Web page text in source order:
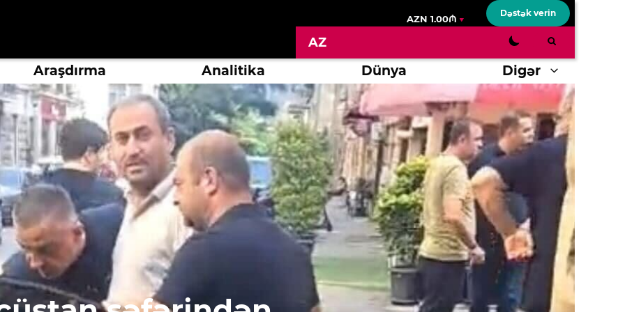
AZN 1.00₼
Dəstək verin
AZ
Araşdırma Analitika Dünya Digər